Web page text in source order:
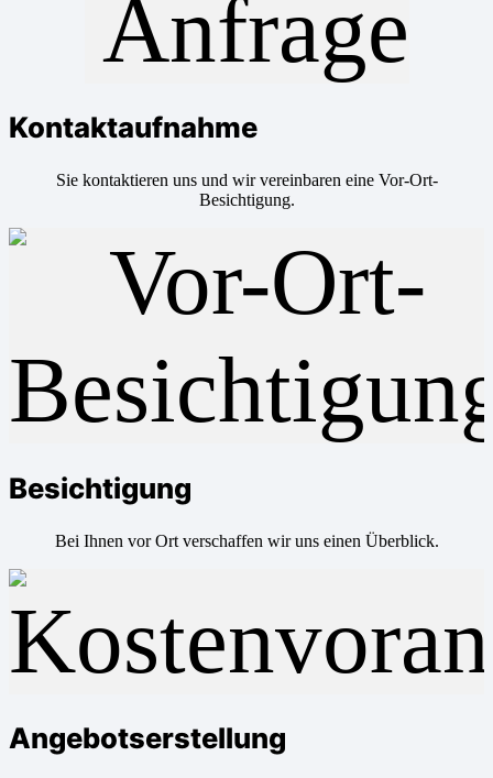
Kontaktaufnahme
Sie kontaktieren uns und wir vereinbaren eine Vor-Ort-
Besichtigung.
Besichtigung
Bei Ihnen vor Ort verschaffen wir uns einen Überblick.
Angebotserstellung